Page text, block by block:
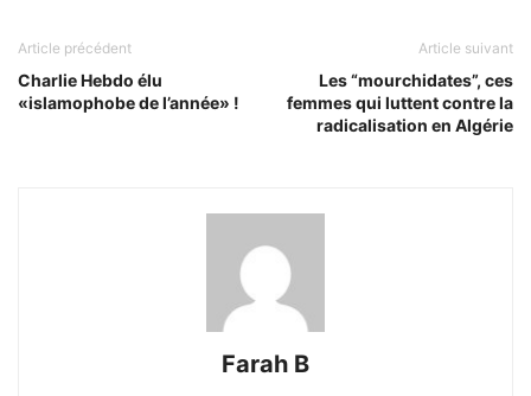
Article précédent
Charlie Hebdo élu
«islamophobe de l’année» !
Article suivant
Les “mourchidates”, ces
femmes qui luttent contre la
radicalisation en Algérie
Farah B